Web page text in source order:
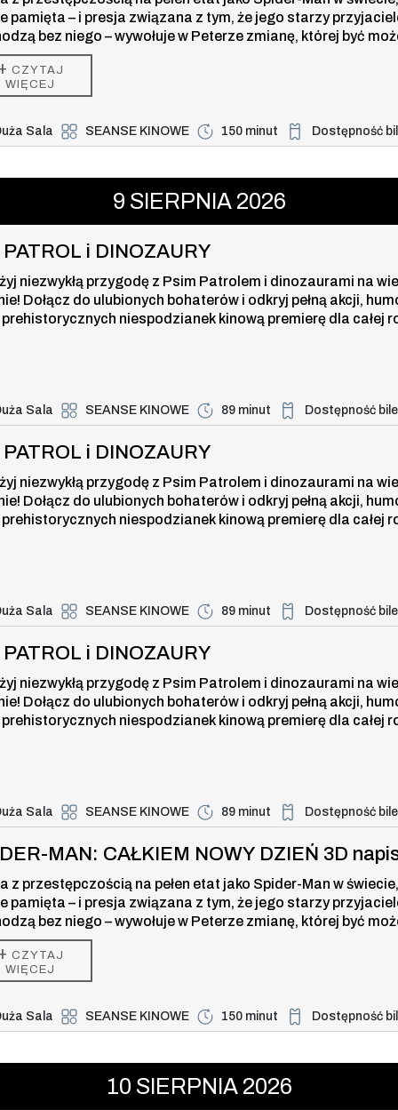
pamięta – i presja związana z tym, że jego starzy
bez niego – wywołuje w Peterze zmianę, której być
stanie kontrolować. Ale ta przemiana może być również
która powstrzyma nowe zagrożenie dla miasta i jego
CZYTAJ
WIĘCEJ
Sala SEANSE KINOWE 150 minut Dostępność
Duża dostępność
9 SIERPNIA 2026
PATROL i DINOZAURY
niezwykłą przygodę z Psim Patrolem i dinozaurami na
Dołącz do ulubionych bohaterów i odkryj pełną akcji,
niespodzianek kinową premierę dla całej
Sala SEANSE KINOWE 89 minut Dostępność
Duża dostępność
i DINOZAURY , 9 sierpnia
PATROL i DINOZAURY
niezwykłą przygodę z Psim Patrolem i dinozaurami na
Dołącz do ulubionych bohaterów i odkryj pełną akcji,
niespodzianek kinową premierę dla całej
Sala SEANSE KINOWE 89 minut Dostępność
Duża dostępność
i DINOZAURY , 9 sierpnia
PATROL i DINOZAURY
niezwykłą przygodę z Psim Patrolem i dinozaurami na
Dołącz do ulubionych bohaterów i odkryj pełną akcji,
niespodzianek kinową premierę dla całej
Sala SEANSE KINOWE 89 minut Dostępność
Duża dostępność
MAN: CAŁKIEM NOWY DZIEŃ
MAN: CAŁKIEM NOWY DZIEŃ 3D
z przestępczością na pełen etat jako Spider-Man w
pamięta – i presja związana z tym, że jego starzy
bez niego – wywołuje w Peterze zmianę, której być
stanie kontrolować. Ale ta przemiana może być również
która powstrzyma nowe zagrożenie dla miasta i jego
CZYTAJ
WIĘCEJ
Sala SEANSE KINOWE 150 minut Dostępność
Duża dostępność
10 SIERPNIA 2026